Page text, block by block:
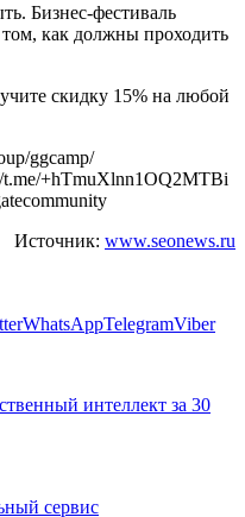
Бизнес-фестиваль
том, как должны проходить
скидку 15% на любой
ggcamp/
t.me/+hTmuXlnn1OQ2MTBi
Источник: www.seonews.ru
WhatsAppTelegramViber
интеллект за 30
сервис